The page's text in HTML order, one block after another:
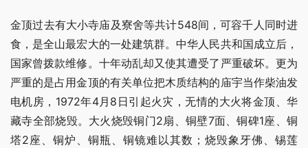
金顶过去有大小寺庙及寮舍等共计548间，可容千人同时进
食，是全山最宏大的一处建筑群。中华人民共和国成立后，
国家曾拨款维修。十年动乱却又使其遭受了严重破坏。更为
严重的是占用金顶的有关单位把木质结构的庙宇当作柴油发
电机房，1972年4月8日引起火灾，无情的大火将金顶、华
藏寺全部烧毁。大火烧毁铜门2扇、铜壁7面、铜碑1座、铜
塔2座、铜炉、铜瓶、铜镜难以其数；烧毁象牙佛、锡莲